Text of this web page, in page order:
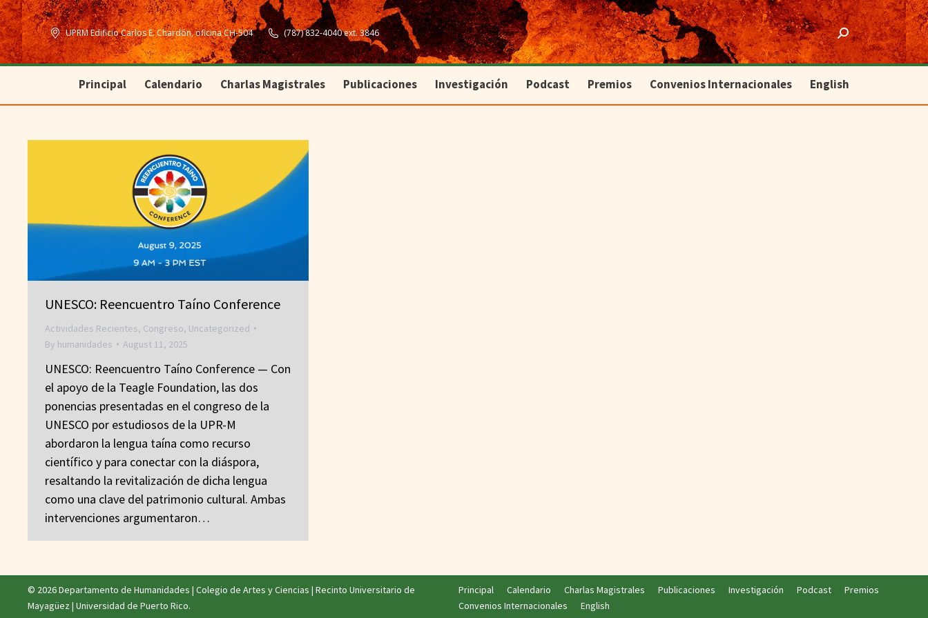
UPRM Edificio Carlos E. Chardón, oficina CH-504 (787) 832-4040 ext. 3846 Search:
Principal Calendario Charlas Magistrales Publicaciones Investigación Podcast Premios Convenios Internacionales English
UNESCO: Reencuentro Taíno Conference
Actividades Recientes, Congreso, Uncategorized
By humanidades August 11, 2025
UNESCO: Reencuentro Taíno Conference — Con
el apoyo de la Teagle Foundation, las dos
ponencias presentadas en el congreso de la
UNESCO por estudiosos de la UPR-M
abordaron la lengua taína como recurso
científico y para conectar con la diáspora,
resaltando la revitalización de dicha lengua
como una clave del patrimonio cultural. Ambas
intervenciones argumentaron…
© 2026 Departamento de Humanidades | Colegio de Artes y Ciencias | Recinto Universitario de
Mayagüez | Universidad de Puerto Rico.
Principal Calendario Charlas Magistrales Publicaciones Investigación Podcast
Premios
Convenios Internacionales
English
Principal Calendario Charlas Magistrales Publicaciones Investigación Podcast Premios Convenios Internacionales English